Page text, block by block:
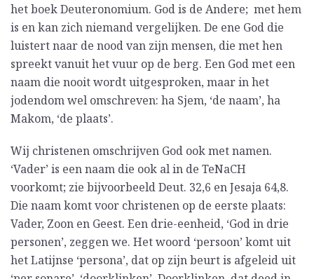
het boek Deuteronomium. God is de Andere; met hem
is en kan zich niemand vergelijken. De ene God die
luistert naar de nood van zijn mensen, die met hen
spreekt vanuit het vuur op de berg. Een God met een
naam die nooit wordt uitgesproken, maar in het
jodendom wel omschreven: ha Sjem, ‘de naam’, ha
Makom, ‘de plaats’.
Wij christenen omschrijven God ook met namen.
‘Vader’ is een naam die ook al in de TeNaCH
voorkomt; zie bijvoorbeeld Deut. 32,6 en Jesaja 64,8.
Die naam komt voor christenen op de eerste plaats:
Vader, Zoon en Geest. Een drie-eenheid, ‘God in drie
personen’, zeggen we. Het woord ‘persoon’ komt uit
het Latijnse ‘persona’, dat op zijn beurt is afgeleid uit